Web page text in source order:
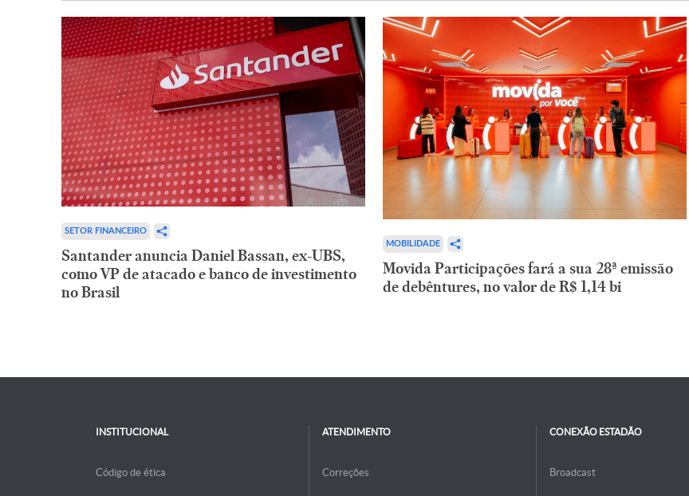
SETOR FINANCEIRO
Santander anuncia Daniel Bassan, ex-UBS,
como VP de atacado e banco de investimento
no Brasil
MOBILIDADE
Movida Participações fará a sua 28ª emissão
de debêntures, no valor de R$ 1,14 bi
INSTITUCIONAL
Código de ética
ATENDIMENTO
Correções
CONEXÃO ESTADÃO
Broadcast